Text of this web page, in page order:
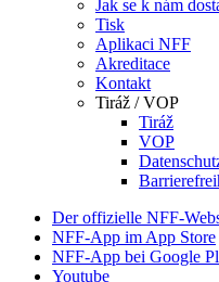
Jak se k nám
Tisk
Aplikaci NFF
Akreditace
Kontakt
Tiráž / VOP
Tiráž
VOP
Der offizielle NFF-
NFF-App im App Store
NFF-App bei Google
Youtube